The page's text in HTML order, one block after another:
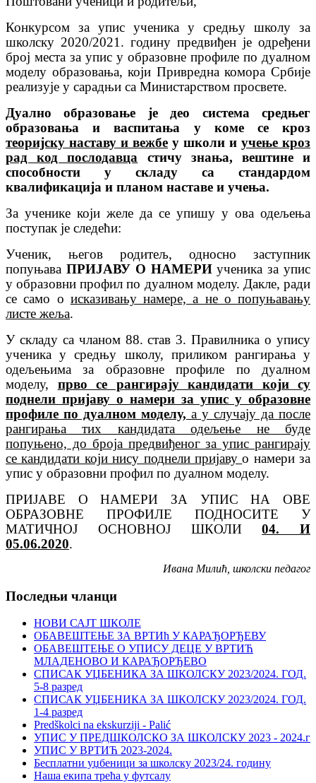
Конкурсом за упис ученика у средњу школу за
школску 2020/2021. годину предвиђен је одређени
број места за упис у образовне профиле по дуалном
моделу образовања, који Привредна комора Србије
реализује у сарадњи са Министарством просвете.
Дуално образовање је део система средњег
образовања и васпитања у коме се кроз
теоријску наставу и вежбе у школи и учење кроз
рад код послодавца стичу знања, вештине и
способности у складу са стандардом
квалификација и планом наставе и учења.
За ученике који желе да се упишу у ова одељења
поступак је следећи:
Ученик, његов родитељ, односно заступник
попуњава ПРИЈАВУ О НАМЕРИученика за упис
у образовни профил по дуалном моделу. Дакле, ради
се само о исказивању намере, а не о попуњавању
листе жеља.
У складу са чланом 88. став 3. Правилника о упису
ученика у средњу школу, приликом рангирања у
одељењима за образовне профиле по дуалном
моделу, прво се рангирају кандидати који су
поднели пријаву о намери за упис у образовне
профиле по дуалном моделу, а у случају да после
рангирања тих кандидата одељење не буде
попуњено, до броја предвиђеног за упис рангирају
се кандидати који нису поднели пријавуо намери за
упис у образовни профил по дуалном моделу.
ПРИЈАВЕ О НАМЕРИ ЗА УПИС НА ОВЕ
ОБРАЗОВНЕ ПРОФИЛЕ ПОДНОСИТЕ У
МАТИЧНОЈ ОСНОВНОЈ ШКОЛИ04. И
05.06.2020.
Ивана Милић, школски педагог
Последњи чланци
НОВИ САЈТ ШКОЛЕ
ОБАВЕШТЕЊЕ ЗА ВРТИћ У КАРАЂОРЂЕВУ
ОБАВЕШТЕЊЕ О УПИСУ ДЕЦЕ У ВРТИЋ
МЛАДЕНОВО И КАРАЂОРЂЕВО
СПИСАК УЏБЕНИКА ЗА ШКОЛСКУ 2023/2024. ГОД.
5-8 разред
СПИСАК УЏБЕНИКА ЗА ШКОЛСКУ 2023/2024. ГОД.
1-4 разред
Predškolci na ekskurziji - Palić
УПИС У ПРЕДШКОЛСКО ЗА ШКОЛСКУ 2023 - 2024.г
УПИС У ВРТИЋ 2023-2024.
Бесплатни уџбеници за школску 2023/24. годину
Наша екипа трећа у футсалу